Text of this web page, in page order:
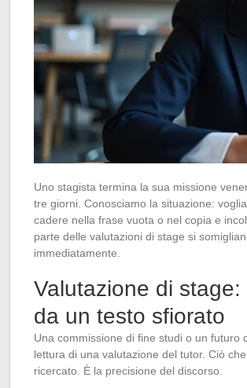
Uno stagista termina la sua missione
tre giorni. Conosciamo la situazione:
cadere nella frase vuota o nel copia e
parte delle valutazioni di stage si
immediatamente.
Valutazione di
da un testo sfiorato
Una commissione di fine studi o un
lettura di una valutazione del tutor. Ciò
ricercato. È la precisione del discorso.